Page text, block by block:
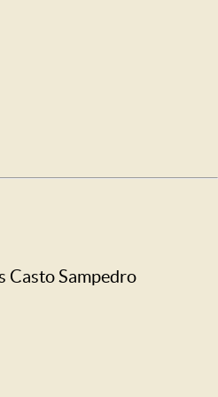
Casto Sampedro